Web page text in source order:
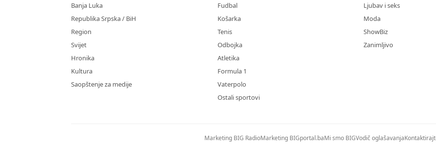
Banja Luka
Republika Srpska / BiH
Region
Svijet
Hronika
Kultura
Saopštenje za medije
Fudbal
Košarka
Tenis
Odbojka
Atletika
Formula 1
Vaterpolo
Ostali sportovi
Ljubav i seks
Moda
ShowBiz
Zanimljivo
Marketing BIG RadioMarketing BIGportal.baMi smo BIGVodič oglašavanja